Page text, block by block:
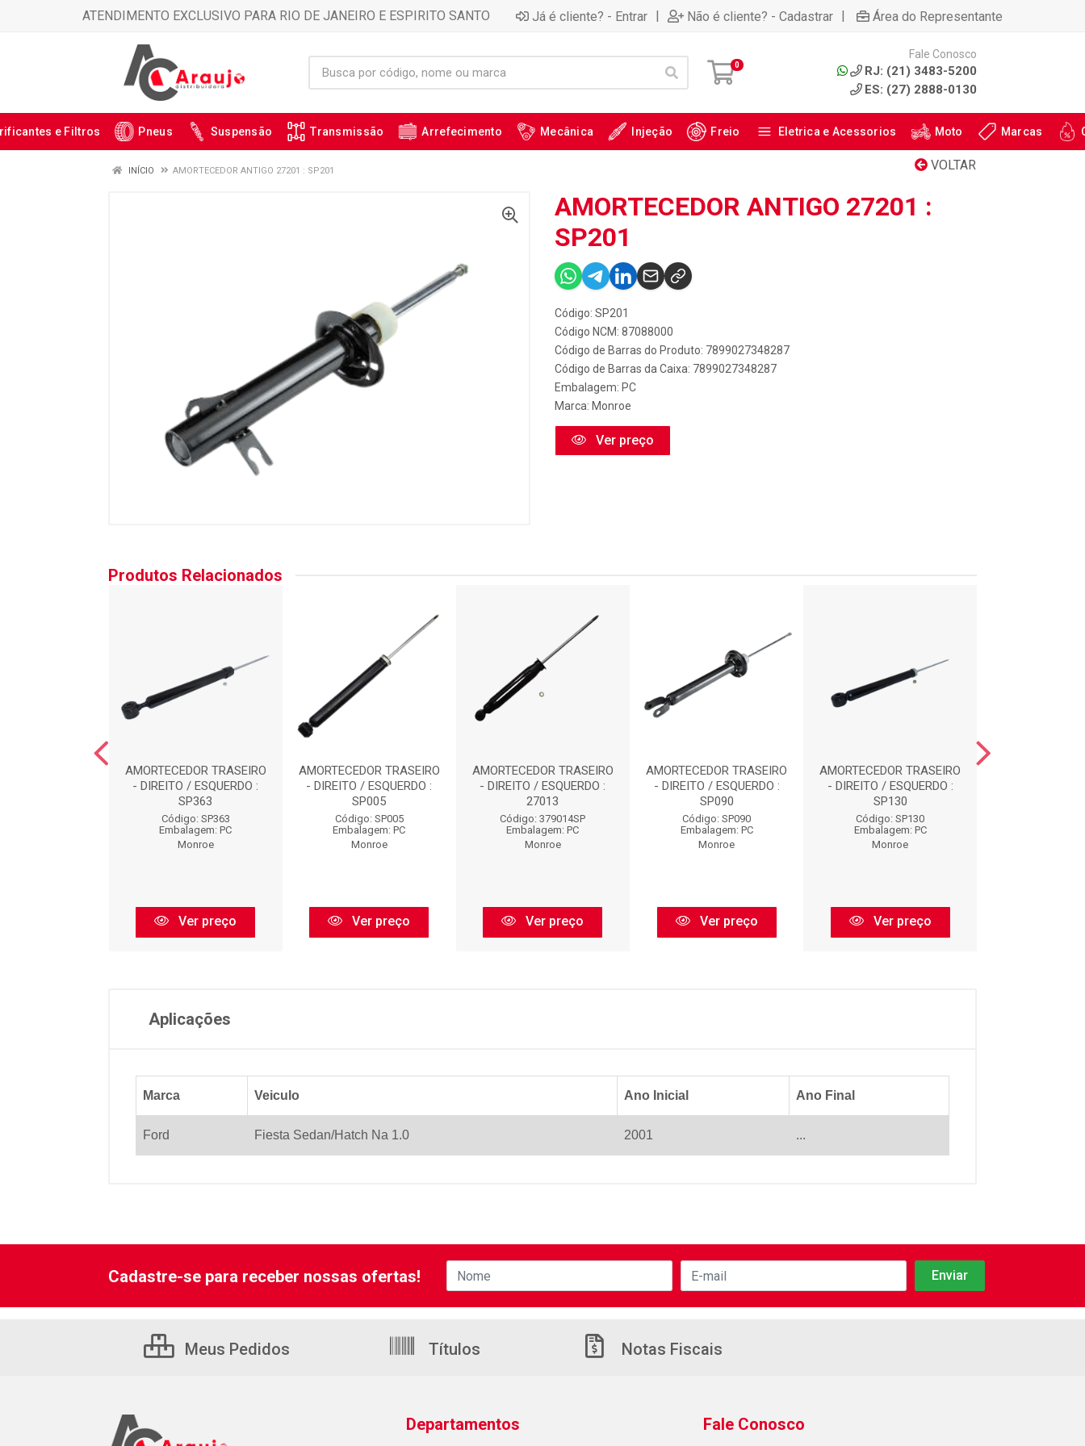
ATENDIMENTO EXCLUSIVO PARA RIO DE JANEIRO E ESPIRITO SANTO Já é cliente? - Entrar | Não é cliente? - Cadastrar | Área do Representante
0
Fale Conosco
RJ: (21) 3483-5200
ES: (27) 2888-0130
e Filtros Pneus Suspensão Transmissão Arrefecimento Mecânica Injeção Freio Eletrica e Acessorios Moto Marcas
VOLTAR
INÍCIO AMORTECEDOR ANTIGO 27201 : SP201
AMORTECEDOR ANTIGO 27201 :
SP201
Código: SP201
Código NCM: 87088000
Código de Barras do Produto: 7899027348287
Código de Barras da Caixa: 7899027348287
Embalagem: PC
Marca: Monroe
Ver preço
Produtos Relacionados
AMORTECEDOR TRASEIRO
- DIREITO / ESQUERDO :
SP363
Código: SP363
Embalagem: PC
Monroe
Ver preço
AMORTECEDOR TRASEIRO
- DIREITO / ESQUERDO :
SP005
Código: SP005
Embalagem: PC
Monroe
Ver preço
AMORTECEDOR TRASEIRO
- DIREITO / ESQUERDO :
27013
Código: 379014SP
Embalagem: PC
Monroe
Ver preço
AMORTECEDOR TRASEIRO
- DIREITO / ESQUERDO :
SP090
Código: SP090
Embalagem: PC
Monroe
Ver preço
AMORTECEDOR TRASEIRO
- DIREITO / ESQUERDO :
SP130
Código: SP130
Embalagem: PC
Monroe
Ver preço
Aplicações
Marca Veiculo Ano Inicial Ano Final
Ford Fiesta Sedan/Hatch Na 1.0 2001 ...
Cadastre-se para receber nossas ofertas!
Meus Pedidos Títulos Notas Fiscais
Departamentos Fale Conosco